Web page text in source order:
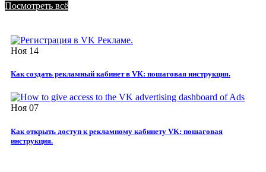
Посмотреть всё
Ноя 14
Как создать рекламный кабинет в VK: пошаговая инструкция.
Ноя 07
Как открыть доступ к рекламному кабинету VK: пошаговая
инструкция.